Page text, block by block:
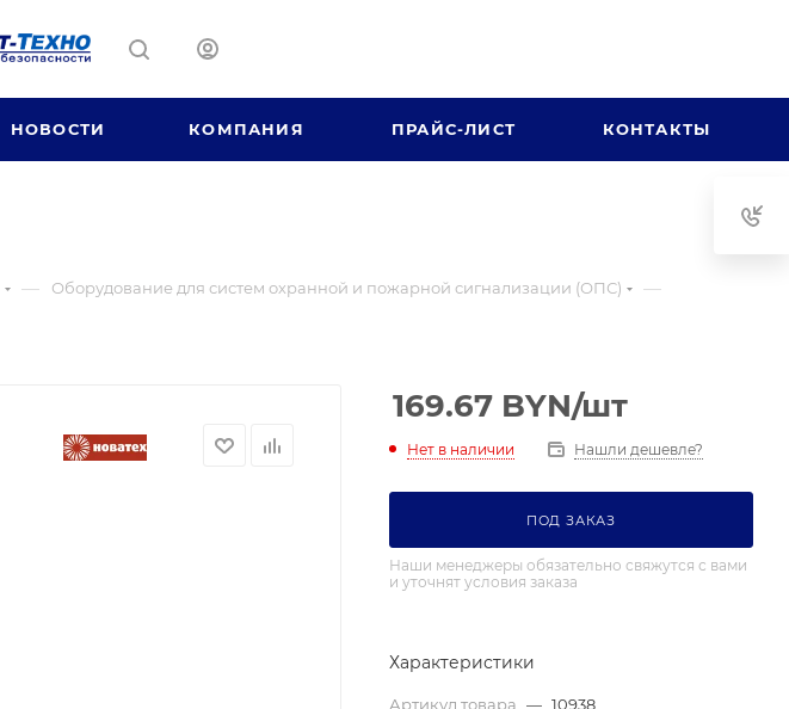
НОВОСТИ КОМПАНИЯ ПРАЙС-ЛИСТ КОНТАКТЫ
— Оборудование для систем охранной и пожарной сигнализации (ОПС) —
169.67 BYN/шт
Нет в наличии Нашли дешевле?
ПОД ЗАКАЗ
Наши менеджеры обязательно свяжутся с вами
и уточнят условия заказа
Характеристики
Артикул товара — 10938